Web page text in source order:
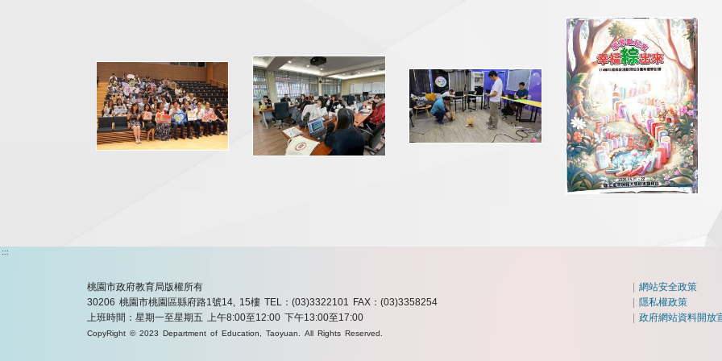
:::
桃園市政府教育局版權所有
30206 桃園市桃園區縣府路1號14, 15樓 TEL：(03)3322101
FAX：(03)3358254
上班時間：星期一至星期五 上午8:00至12:00 下午13:00至17:00
CopyRight © 2023 Department of Education, Taoyuan. All Rights Reserved.
|網站安全政策
|隱私權政策
|政府網站資料開放